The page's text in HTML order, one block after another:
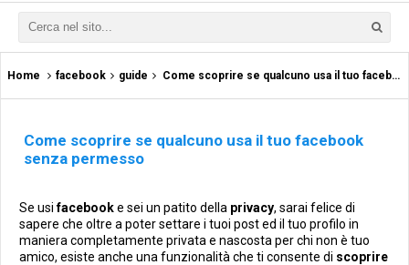
Home facebook guide Come scoprire se qualcuno usa il tuo facebook senza permesso
Come scoprire se qualcuno usa il tuo facebook
senza permesso
Se usifacebooke sei un patito della privacy, sarai felice di
sapere che oltre a poter settare i tuoi post ed il tuo profilo in
maniera completamente privata e nascosta per chi non è tuo
amico, esiste anche una funzionalità che ti consente di scoprire